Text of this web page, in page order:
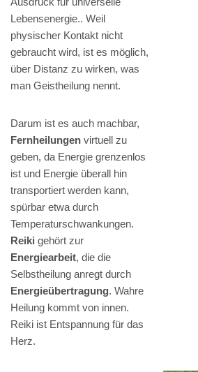
Lebensenergie.. Weil
physischer Kontakt nicht
gebraucht wird, ist es möglich,
über Distanz zu wirken, was
man Geistheilung nennt.
Darum ist es auch machbar,
Fernheilungen virtuell zu
geben, da Energie grenzenlos
ist und Energie überall hin
transportiert werden kann,
spürbar etwa durch
Temperaturschwankungen.
Reiki gehört zur
Energiearbeit, die die
Selbstheilung anregt durch
Energieübertragung. Wahre
Heilung kommt von innen.
Reiki ist Entspannung für das
Herz.